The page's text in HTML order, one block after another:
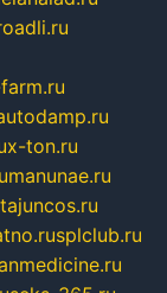
x-ton.ru
manunae.ru
tajuncos.ru
splclub.ru